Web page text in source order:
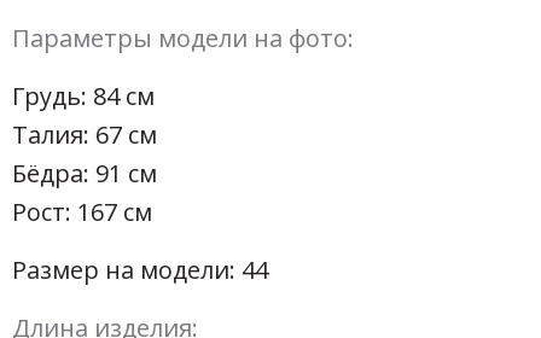
Параметры модели на фото:
Грудь: 84 см
Талия: 67 см
Бёдра: 91 см
Рост: 167 см
Размер на модели: 44
Длина изделия: